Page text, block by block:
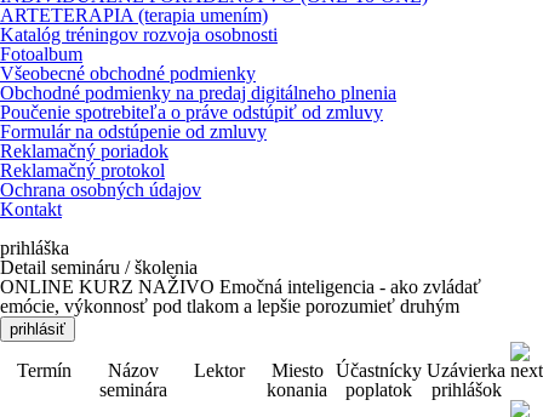
ARTETERAPIA (terapia umením)
Katalóg tréningov rozvoja osobnosti
Fotoalbum
Všeobecné obchodné podmienky
Obchodné podmienky na predaj digitálneho plnenia
Poučenie spotrebiteľa o práve odstúpiť od zmluvy
Formulár na odstúpenie od zmluvy
Reklamačný poriadok
Reklamačný protokol
Ochrana osobných údajov
Kontakt
prihláška
Detail semináru / školenia
ONLINE KURZ NAŽIVO Emočná inteligencia - ako zvládať
emócie, výkonnosť pod tlakom a lepšie porozumieť druhým
prihlásiť
Termín
Názov
seminára
Lektor
Miesto
konania
Účastnícky
poplatok
Uzávierka
prihlášok